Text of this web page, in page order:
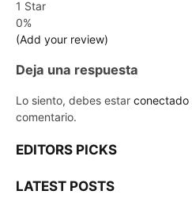
1 Star
0%
(Add your review)
Deja una respuesta
Lo siento, debes estar conectado
comentario.
EDITORS PICKS
LATEST POSTS